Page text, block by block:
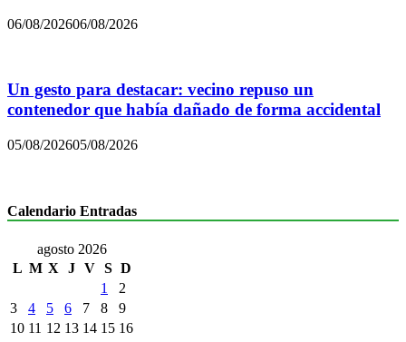
06/08/202606/08/2026
Un gesto para destacar: vecino repuso un
contenedor que había dañado de forma accidental
05/08/202605/08/2026
Calendario Entradas
agosto 2026
L M X J V S D
1
2
3
4 5 6 7 8
9
10 11 12 13 14 15 16